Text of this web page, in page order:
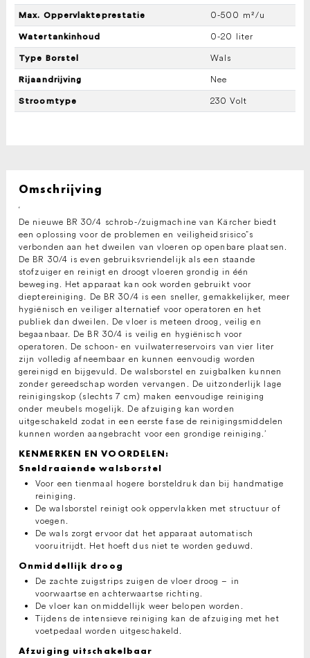
Max. Oppervlakteprestatie 0-500 m²/u
Watertankinhoud 0-20 liter
Type Borstel Wals
Rijaandrijving Nee
Stroomtype 230 Volt
Omschrijving
‘
De nieuwe BR 30/4 schrob-/zuigmachine van Kärcher biedt
een oplossing voor de problemen en veiligheidsrisico”s
verbonden aan het dweilen van vloeren op openbare plaatsen.
De BR 30/4 is even gebruiksvriendelijk als een staande
stofzuiger en reinigt en droogt vloeren grondig in één
beweging. Het apparaat kan ook worden gebruikt voor
dieptereiniging. De BR 30/4 is een sneller, gemakkelijker, meer
hygiënisch en veiliger alternatief voor operatoren en het
publiek dan dweilen. De vloer is meteen droog, veilig en
begaanbaar. De BR 30/4 is veilig en hygiënisch voor
operatoren. De schoon- en vuilwaterreservoirs van vier liter
zijn volledig afneembaar en kunnen eenvoudig worden
gereinigd en bijgevuld. De walsborstel en zuigbalken kunnen
zonder gereedschap worden vervangen. De uitzonderlijk lage
reinigingskop (slechts 7 cm) maken eenvoudige reiniging
onder meubels mogelijk. De afzuiging kan worden
uitgeschakeld zodat in een eerste fase de reinigingsmiddelen
kunnen worden aangebracht voor een grondige reiniging.’
KENMERKEN EN VOORDELEN:
Sneldraaiende walsborstel
Voor een tienmaal hogere borsteldruk dan bij handmatige
reiniging.
De walsborstel reinigt ook oppervlakken met structuur of
voegen.
De wals zorgt ervoor dat het apparaat automatisch
vooruitrijdt. Het hoeft dus niet te worden geduwd.
Onmiddellijk droog
De zachte zuigstrips zuigen de vloer droog – in
voorwaartse en achterwaartse richting.
De vloer kan onmiddellijk weer belopen worden.
Tijdens de intensieve reiniging kan de afzuiging met het
voetpedaal worden uitgeschakeld.
Afzuiging uitschakelbaar